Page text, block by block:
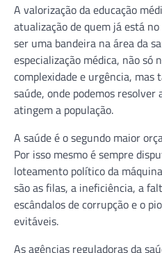
A valorização da educação
atualização de quem já está
ser uma bandeira na área da
especialização médica, não só
complexidade e urgência, mas
saúde, onde podemos resolver
atingem a população.
A saúde é o segundo maior
Por isso mesmo é sempre
loteamento político da
são as filas, a ineficiência, a
escândalos de corrupção e o
evitáveis.
As agências reguladoras da